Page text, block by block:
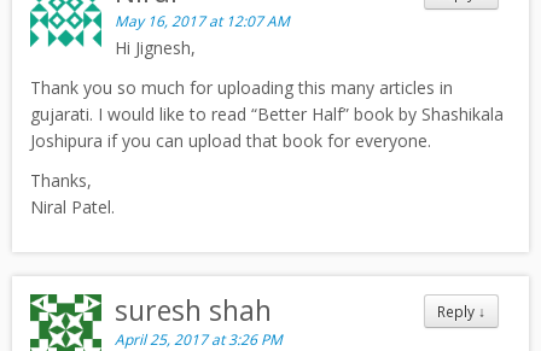
May 16, 2017 at 12:07 AM
Hi Jignesh,
Thank you so much for uploading this many articles in
gujarati. I would like to read “Better Half” book by Shashikala
Joshipura if you can upload that book for everyone.
Thanks,
Niral Patel.
Reply ↓
suresh shah
April 25, 2017 at 3:26 PM